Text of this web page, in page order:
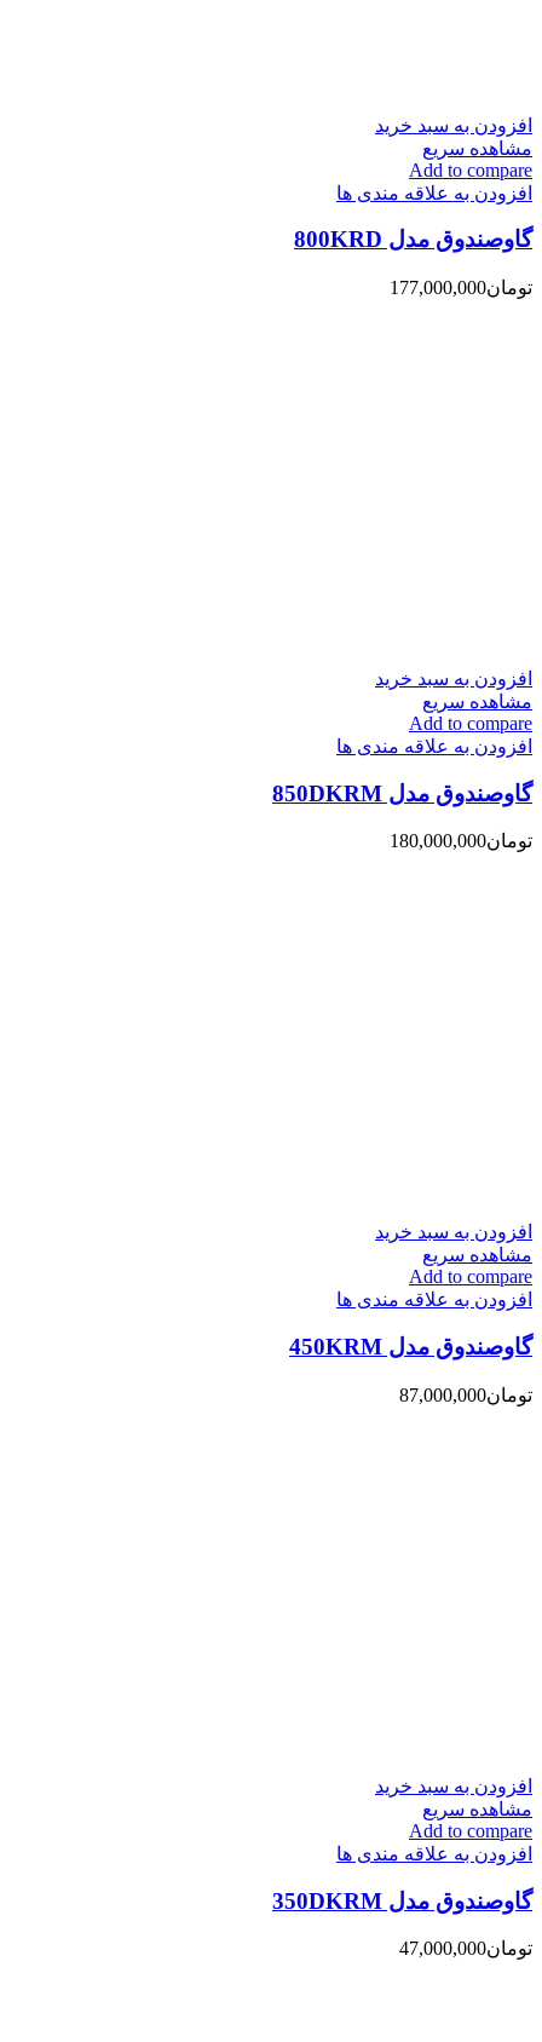
افزودن به سبد خرید
مشاهده سریع
Add to compare
افزودن به علاقه مندی ها
گاوصندوق مدل 800KRD
تومان177,000,000
افزودن به سبد خرید
مشاهده سریع
Add to compare
افزودن به علاقه مندی ها
گاوصندوق مدل 850DKRM
تومان180,000,000
افزودن به سبد خرید
مشاهده سریع
Add to compare
افزودن به علاقه مندی ها
گاوصندوق مدل 450KRM
تومان87,000,000
افزودن به سبد خرید
مشاهده سریع
Add to compare
افزودن به علاقه مندی ها
گاوصندوق مدل 350DKRM
تومان47,000,000